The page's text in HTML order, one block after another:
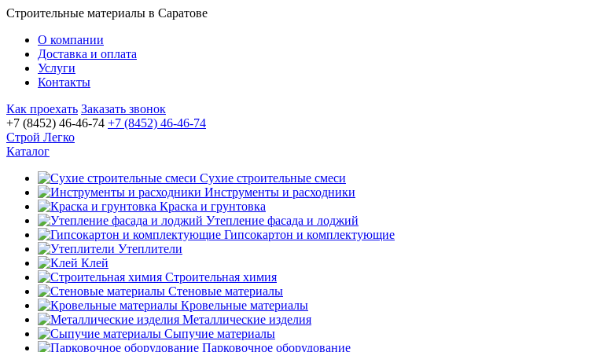
Строительные материалы в Саратове
О компании
Доставка и оплата
Услуги
Контакты
Как проехать Заказать звонок
+7 (8452) 46-46-74 +7 (8452) 46-46-74
Строй Легко
Каталог
Сухие строительные смеси
Инструменты и расходники
Краска и грунтовка
Утепление фасада и лоджий
Гипсокартон и комплектующие
Утеплители
Клей
Строительная химия
Стеновые материалы
Кровельные материалы
Металлические изделия
Сыпучие материалы
Парковочное оборудование